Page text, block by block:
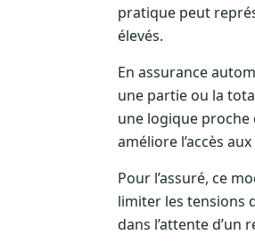
pratique peut
élevés.
En assurance
une partie ou la
une logique proche
améliore l’accès
Pour l’assuré, ce
limiter les tensions
dans l’attente